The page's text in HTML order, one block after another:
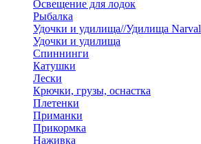
Освещение для лодок
Рыбалка
Удочки и удилища//Удилища Narval
Удочки и удилища
Спиннинги
Катушки
Лески
Крючки, грузы, оснастка
Плетенки
Приманки
Прикормка
Наживка